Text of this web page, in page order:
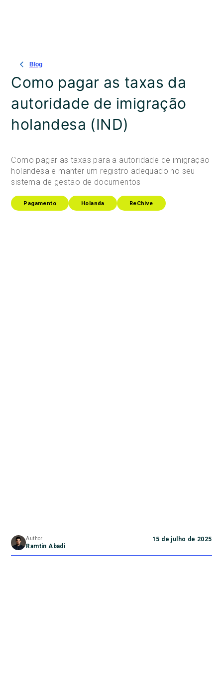
Blog
Como pagar as taxas da
autoridade de imigração
holandesa (IND)
Como pagar as taxas para a autoridade de imigração
holandesa e manter um registro adequado no seu
sistema de gestão de documentos
Pagamento Holanda ReChive
Author
Ramtin Abadi
15 de julho de 2025